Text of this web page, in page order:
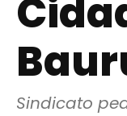
Sindicato